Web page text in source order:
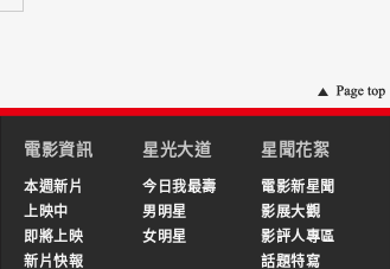
電影資訊
本週新片
上映中
即將上映
新片快報
星光大道
今日我最壽
男明星
女明星
星聞花絮
電影新星聞
影展大觀
影評人專區
話題特寫